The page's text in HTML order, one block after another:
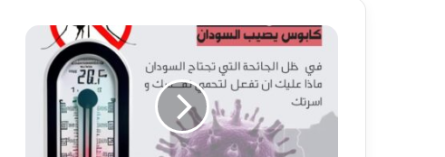
نشرة
تثقيفية
مرض
حمى
الضنك